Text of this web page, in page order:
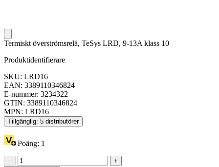
Termiskt överströmsrelä, TeSys LRD, 9-13A klass 10
Produktidentifierare
SKU: LRD16
EAN: 3389110346824
E-nummer: 3234322
GTIN: 3389110346824
MPN: LRD16
Tillgänglig: 5 distributörer
Poäng: 1
−
+